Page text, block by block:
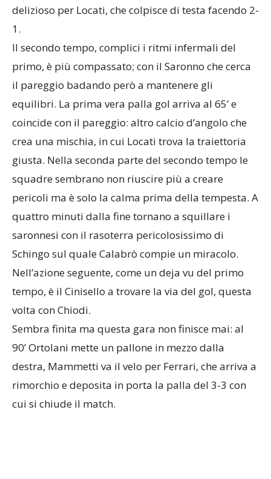
delizioso per Locati, che colpisce di testa facendo 2-
1.
Il secondo tempo, complici i ritmi infermali del
primo, è più compassato; con il Saronno che cerca
il pareggio badando però a mantenere gli
equilibri. La prima vera palla gol arriva al 65’ e
coincide con il pareggio: altro calcio d’angolo che
crea una mischia, in cui Locati trova la traiettoria
giusta. Nella seconda parte del secondo tempo le
squadre sembrano non riuscire più a creare
pericoli ma è solo la calma prima della tempesta. A
quattro minuti dalla fine tornano a squillare i
saronnesi con il rasoterra pericolosissimo di
Schingo sul quale Calabrò compie un miracolo.
Nell’azione seguente, come un deja vu del primo
tempo, è il Cinisello a trovare la via del gol, questa
volta con Chiodi.
Sembra finita ma questa gara non finisce mai: al
90’ Ortolani mette un pallone in mezzo dalla
destra, Mammetti va il velo per Ferrari, che arriva a
rimorchio e deposita in porta la palla del 3-3 con
cui si chiude il match.